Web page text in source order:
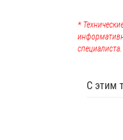
*
С этим